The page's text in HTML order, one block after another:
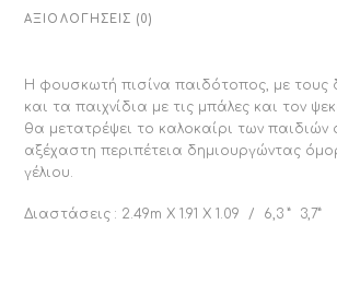
ΑΞΙΟΛΟΓΉΣΕΙΣ (0)
Η φουσκωτή πισίνα παιδότοπος, με τους
και τα παιχνίδια με τις μπάλες και τον
θα μετατρέψει το καλοκαίρι των παιδιών
αξέχαστη περιπέτεια δημιουργώντας
γέλιου.
Διαστάσεις : 2.49m Χ 1.91 Χ 1.09 / 6,3 ” 3,7”